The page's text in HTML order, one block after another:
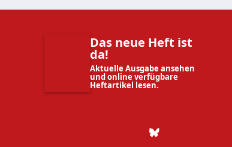
Das neue Heft ist
da!
Aktuelle Ausgabe ansehen
und online verfügbare
Heftartikel lesen.